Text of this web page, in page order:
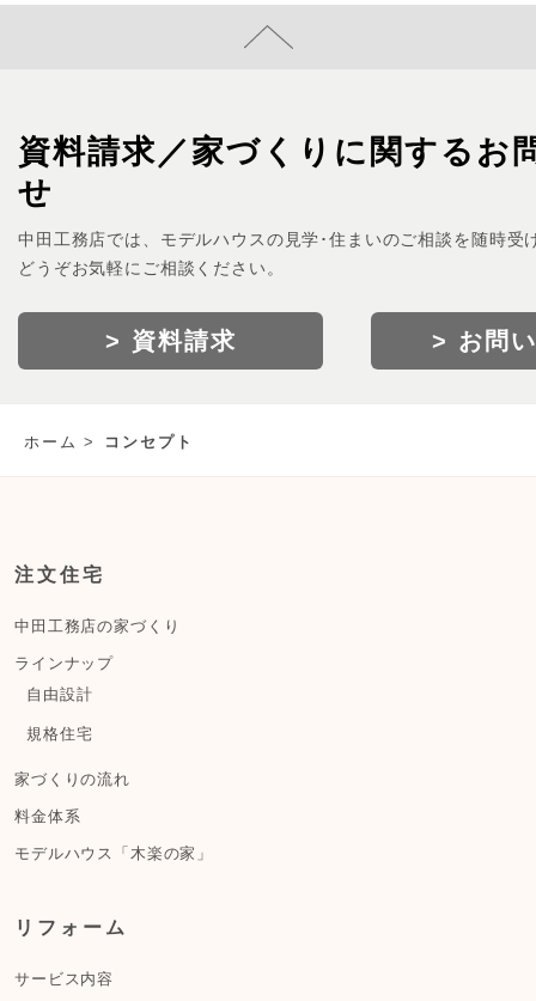
資料請求／家づくりに関するお
せ
中田工務店では、モデルハウスの見学･住まいのご相談を随時受
どうぞお気軽にご相談ください。
> 資料請求 > お問
ホーム コンセプト
注文住宅
中田工務店の家づくり
ラインナップ
自由設計
規格住宅
家づくりの流れ
料金体系
モデルハウス「木楽の家」
リフォーム
サービス内容